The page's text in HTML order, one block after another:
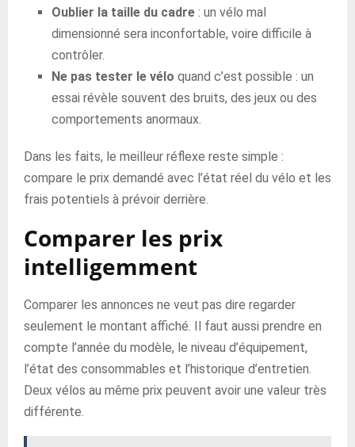
Oublier la taille du cadre : un vélo mal
dimensionné sera inconfortable, voire difficile à
contrôler.
Ne pas tester le vélo quand c’est possible : un
essai révèle souvent des bruits, des jeux ou des
comportements anormaux.
Dans les faits, le meilleur réflexe reste simple :
compare le prix demandé avec l’état réel du vélo et les
frais potentiels à prévoir derrière.
Comparer les prix
intelligemment
Comparer les annonces ne veut pas dire regarder
seulement le montant affiché. Il faut aussi prendre en
compte l’année du modèle, le niveau d’équipement,
l’état des consommables et l’historique d’entretien.
Deux vélos au même prix peuvent avoir une valeur très
différente.